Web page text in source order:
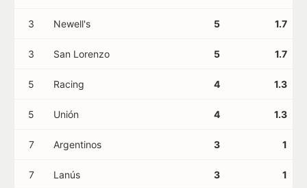
3 Newell's 5 1.7
3 San Lorenzo 5 1.7
5 Racing 4 1.3
5 Unión 4 1.3
7 Argentinos 3 1
7 Lanús 3 1